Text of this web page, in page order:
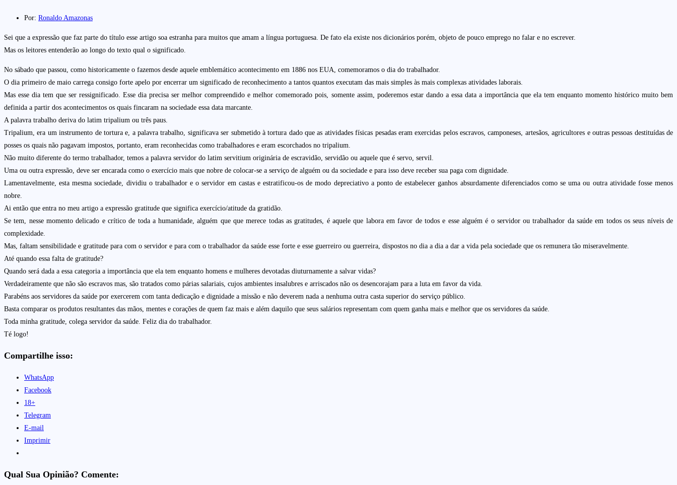
Por: Ronaldo Amazonas
Sei que a expressão que faz parte do título esse artigo soa estranha para muitos que amam a língua portuguesa. De fato ela existe nos dicionários porém, objeto de pouco emprego no falar e no escrever.
Mas os leitores entenderão ao longo do texto qual o significado.
No sábado que passou, como historicamente o fazemos desde aquele emblemático acontecimento em 1886 nos EUA, comemoramos o dia do trabalhador.
O dia primeiro de maio carrega consigo forte apelo por encerrar um significado de reconhecimento a tantos quantos executam das mais simples às mais complexas atividades laborais.
Mas esse dia tem que ser ressignificado. Esse dia precisa ser melhor compreendido e melhor comemorado pois, somente assim, poderemos estar dando a essa data a importância que ela tem enquanto momento histórico muito bem
definida a partir dos acontecimentos os quais fincaram na sociedade essa data marcante.
A palavra trabalho deriva do latim tripalium ou três paus.
Tripalium, era um instrumento de tortura e, a palavra trabalho, significava ser submetido à tortura dado que as atividades físicas pesadas eram exercidas pelos escravos, camponeses, artesãos, agricultores e outras pessoas destituídas de
posses os quais não pagavam impostos, portanto, eram reconhecidas como trabalhadores e eram escorchados no tripalium.
Não muito diferente do termo trabalhador, temos a palavra servidor do latim servitium originária de escravidão, servidão ou aquele que é servo, servil.
Uma ou outra expressão, deve ser encarada como o exercício mais que nobre de colocar-se a serviço de alguém ou da sociedade e para isso deve receber sua paga com dignidade.
Lamentavelmente, esta mesma sociedade, dividiu o trabalhador e o servidor em castas e estratificou-os de modo depreciativo a ponto de estabelecer ganhos absurdamente diferenciados como se uma ou outra atividade fosse menos
nobre.
Ai então que entra no meu artigo a expressão gratitude que significa exercício/atitude da gratidão.
Se tem, nesse momento delicado e crítico de toda a humanidade, alguém que que merece todas as gratitudes, é aquele que labora em favor de todos e esse alguém é o servidor ou trabalhador da saúde em todos os seus níveis de
complexidade.
Mas, faltam sensibilidade e gratitude para com o servidor e para com o trabalhador da saúde esse forte e esse guerreiro ou guerreira, dispostos no dia a dia a dar a vida pela sociedade que os remunera tão miseravelmente.
Até quando essa falta de gratitude?
Quando será dada a essa categoria a importância que ela tem enquanto homens e mulheres devotadas diuturnamente a salvar vidas?
Verdadeiramente que não são escravos mas, são tratados como párias salariais, cujos ambientes insalubres e arriscados não os desencorajam para a luta em favor da vida.
Parabéns aos servidores da saúde por exercerem com tanta dedicação e dignidade a missão e não deverem nada a nenhuma outra casta superior do serviço público.
Basta comparar os produtos resultantes das mãos, mentes e corações de quem faz mais e além daquilo que seus salários representam com quem ganha mais e melhor que os servidores da saúde.
Toda minha gratitude, colega servidor da saúde. Feliz dia do trabalhador.
Té logo!
Compartilhe isso:
WhatsApp
Facebook
18+
Telegram
E-mail
Imprimir
Qual Sua Opinião? Comente: